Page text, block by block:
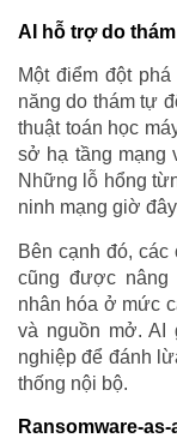
AI hỗ trợ do
Một điểm đột
năng do thám tự
thuật toán học
sở hạ tầng mạng
Những lỗ hổng
ninh mạng giờ
Bên cạnh đó,
cũng được nâng
nhân hóa ở mức
và nguồn mở. AI
nghiệp để đánh
thống nội bộ.
Ransomware-